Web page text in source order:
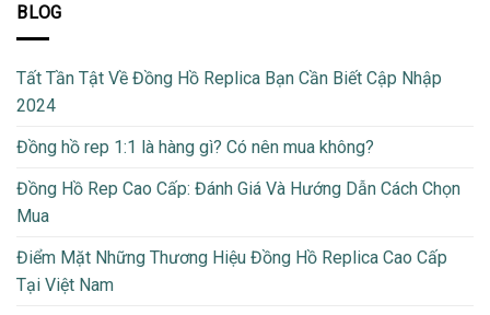
BLOG
Tất Tần Tật Về Đồng Hồ Replica Bạn Cần Biết Cập Nhập
2024
Đồng hồ rep 1:1 là hàng gì? Có nên mua không?
Đồng Hồ Rep Cao Cấp: Đánh Giá Và Hướng Dẫn Cách Chọn
Mua
Điểm Mặt Những Thương Hiệu Đồng Hồ Replica Cao Cấp
Tại Việt Nam